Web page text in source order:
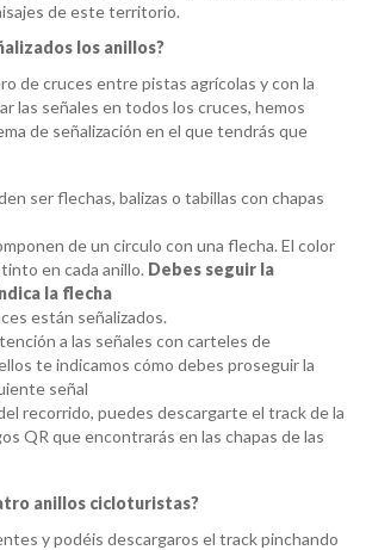
de este territorio.
los anillos?
de cruces entre pistas agrícolas y con la
las señales en todos los cruces, hemos
de señalización en el que tendrás que
ser flechas, balizas o tabillas con chapas
de un circulo con una flecha. El color
en cada anillo. Debes seguir la
la flecha
están señalizados.
a las señales con carteles de
te indicamos cómo debes proseguir la
señal
recorrido, puedes descargarte el track de la
QR que encontrarás en las chapas de las
anillos cicloturistas?
y podéis descargaros el track pinchando